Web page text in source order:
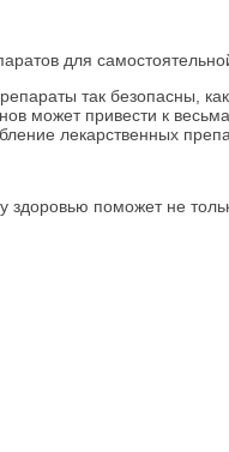
для
так безопасны,
может привести к
лекарственных
поможет не